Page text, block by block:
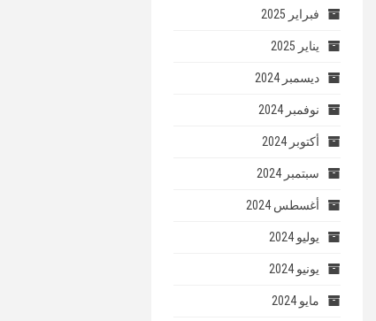
فبراير 2025
يناير 2025
ديسمبر 2024
نوفمبر 2024
أكتوبر 2024
سبتمبر 2024
أغسطس 2024
يوليو 2024
يونيو 2024
مايو 2024